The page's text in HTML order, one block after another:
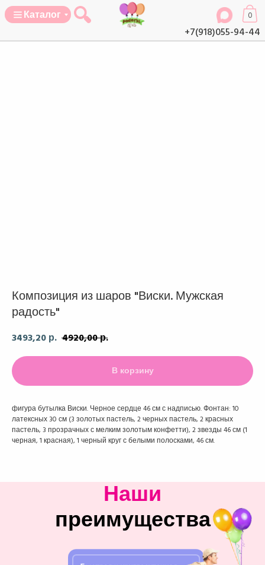
+7(918)055-94-44
0
Каталог
Композиция из шаров "Виски. Мужская
радость"
3493,20 р. 4920,00р.
В корзину
фигура бутылка Виски. Черное сердце 46 см с надписью. Фонтан: 10
латексных 30 см (3 золотых пастель, 2 черных пастель, 2 красных
пастель, 3 прозрачных с мелким золотым конфетти), 2 звезды 46 см (1
черная, 1 красная), 1 черный круг с белыми полосками, 46 см.
Наши
преимущества